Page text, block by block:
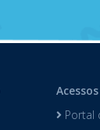
Portal